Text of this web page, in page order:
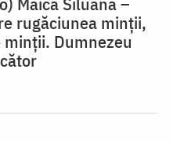
rugăciunea minții,
Dumnezeu